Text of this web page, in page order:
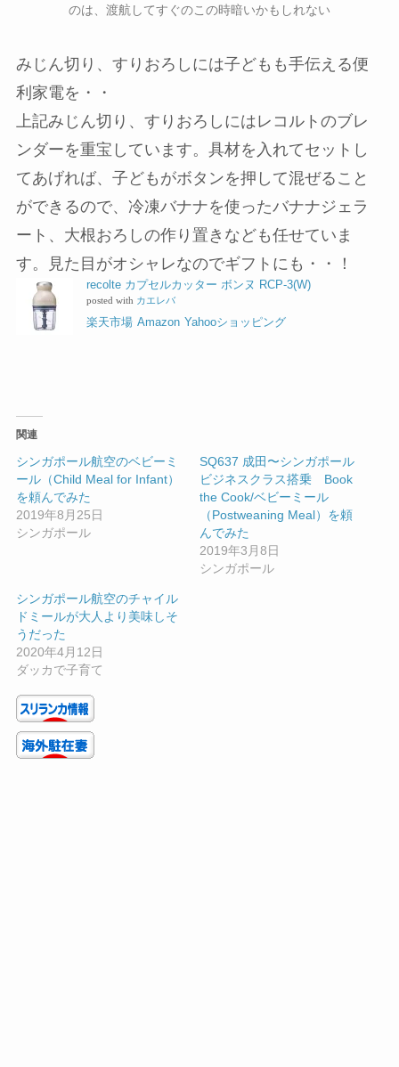
のは、渡航してすぐのこの時暗いかもしれない
みじん切り、すりおろしには子どもも手伝える便
利家電を・・
上記みじん切り、すりおろしにはレコルトのブレ
ンダーを重宝しています。具材を入れてセットし
てあげれば、子どもがボタンを押して混ぜること
ができるので、冷凍バナナを使ったバナナジェラ
ート、大根おろしの作り置きなども任せていま
す。見た目がオシャレなのでギフトにも・・！
recolte カプセルカッター ボンヌ RCP-3(W)
posted with カエレバ
楽天市場 Amazon Yahooショッピング
関連
シンガポール航空のベビーミ
ール（Child Meal for Infant）
を頼んでみた
2019年8月25日
シンガポール
SQ637 成田〜シンガポール
ビジネスクラス搭乗 Book
the Cook/ベビーミール
（Postweaning Meal）を頼
んでみた
2019年3月8日
シンガポール
シンガポール航空のチャイル
ドミールが大人より美味しそ
うだった
2020年4月12日
ダッカで子育て